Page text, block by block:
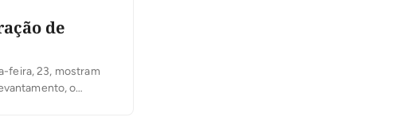
de
feira, 23, mostram
o